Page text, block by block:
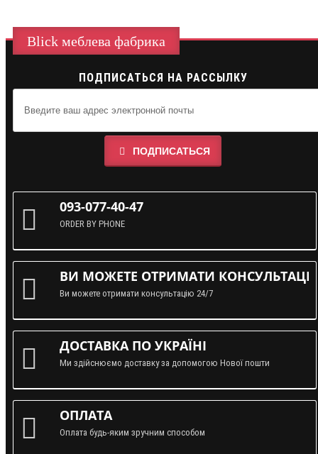
Blick меблева фабрика
ПОДПИСАТЬСЯ НА РАССЫЛКУ
ПОДПИСАТЬСЯ
093-077-40-47
ORDER BY PHONE
ВИ МОЖЕТЕ ОТРИМАТИ
Ви можете отримати консультацію 24/7
ДОСТАВКА ПО УКРАЇНІ
Ми здійснюємо доставку за допомогою Нової пошти
ОПЛАТА
Оплата будь-яким зручним способом